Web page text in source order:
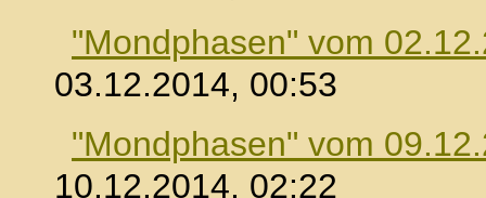
"Mondphasen" vom
03.12.2014, 00:53
"Mondphasen" vom
10.12.2014, 02:22